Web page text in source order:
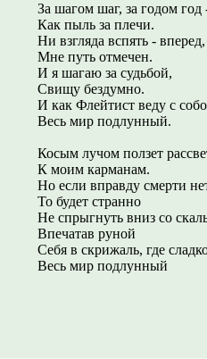
За шагом шаг, за годом год
Как пыль за плечи.
Ни взгляда вспять -
Мне путь отмечен.
И я шагаю за судьбой,
Свищу бездумно.
И как Флейтист веду с
Весь мир подлунный.
Косым лучом ползет
К моим карманам.
Но если вправду смерти
То будет странно
Не спрыгнуть вниз со
Впечатав руной
Себя в скрижаль, где
Весь мир подлунный